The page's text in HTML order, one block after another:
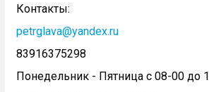
Контакты:
petrglava@yandex.ru
83916375298
Понедельник - Пятница с 08-00 до